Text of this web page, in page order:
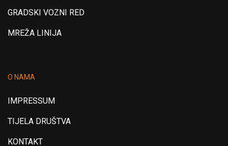
GRADSKI VOZNI RED
MREŽA LINIJA
O NAMA
IMPRESSUM
TIJELA DRUŠTVA
KONTAKT